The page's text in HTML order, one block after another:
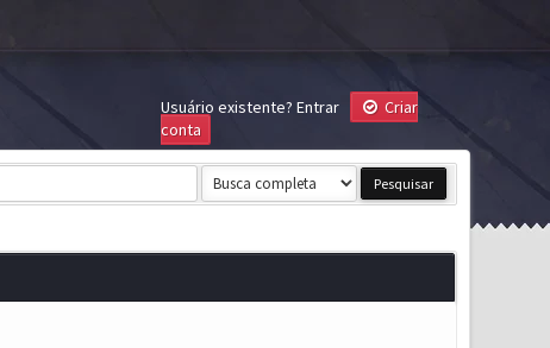
Usuário existente? Entrar
Criar
conta